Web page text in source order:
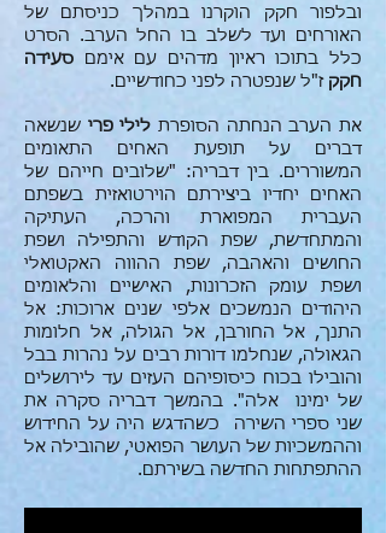
ובלפור חקק הוקרנו במהלך כניסתם של
האורחים ועד לשלב בו החל הערב. הסרט
כלל בתוכו ראיון מדהים עם אימם סעידה
חקקז"ל שנפטרה לפני כחודשיים.
את הערב הנחתה הסופרת לילי פרי שנשאה
דברים על תופעת האחים התאומים
המשוררים. בין דבריה: "שלובים חייהם של
האחים יחדיו ביצירתם הוירטואזית בשפתם
העברית המפוארת והרכה, העתיקה
והמתחדשת, שפת הקודש והתפילה ושפת
החושים והאהבה, שפת ההווה האקטואלי
ושפת עומק הזכרונות, האישיים והלאומים
היהודים הנמשכים אלפי שנים ארוכות: אל
התנך, אל החורבן, אל הגולה, אל חלומות
הגאולה, שנחלמו דורות רבים על נהרות בבל
והובילו בכוח כיסופיהם העזים עד לירושלים
של ימינו אלה". בהמשך דבריה סקרה את
שני ספרי השירה כשהדגש היה על החידוש
וההמשכיות של העושר הפואטי, שהובילה אל
ההתפתחות החדשה בשירתם.